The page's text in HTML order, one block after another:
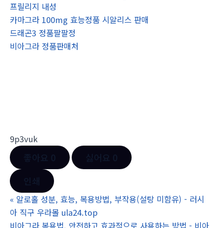
프릴리지 내성
카마그라 100mg 효능정품 시알리스 판매
드래곤3 정품팔팔정
비아그라 정품판매처
9p3vuk
« 알로홀 성분, 효능, 복용방법, 부작용(설탕 미함유) - 러시
아 직구 우라몰 ula24.top